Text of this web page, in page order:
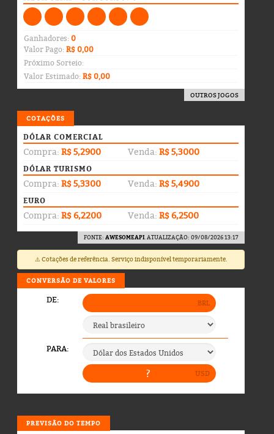
Ganhadores:0
Valor Pago:R$ 0,00
Próximo Sorteio:
Valor Estimado:R$ 0,00
OUTROS JOGOS
COTAÇÕES
DÓLAR COMERCIAL
Compra: R$ 5,2900 Venda: R$ 5,3000
DÓLAR TURISMO
Compra: R$ 5,3300 Venda: R$ 5,4900
EURO
Compra: R$ 6,2200 Venda: R$ 6,2500
FONTE: AWESOMEAPI. ATUALIZAÇÃO: 09/08/2026 13:17
⚠️ Cotações de referência. Serviço indisponível temporariamente.
CONVERSÃO DE VALORES
PREVISÃO DO TEMPO